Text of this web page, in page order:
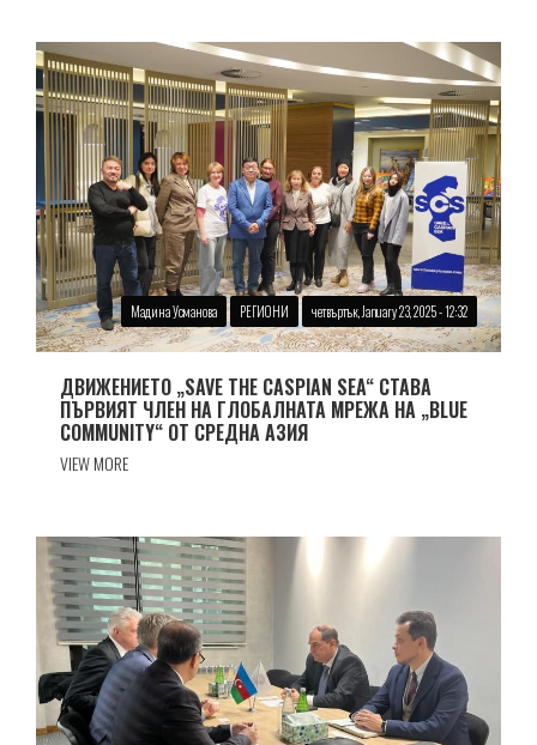
Мадина Усманова РЕГИОНИ четвъртък, January 23, 2025 - 12:32
ДВИЖЕНИЕТО „SAVE THE CASPIAN SEA“ СТАВА
ПЪРВИЯТ ЧЛЕН НА ГЛОБАЛНАТА МРЕЖА НА „BLUE
COMMUNITY“ ОТ СРЕДНА АЗИЯ
VIEW MORE